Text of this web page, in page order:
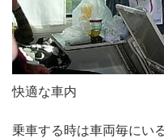
快適な車内
乗車する時は車両毎にい